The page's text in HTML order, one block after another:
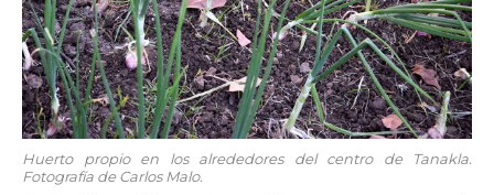
Huerto propio en los alrededores del centro de Tanakla.
Fotografía de Carlos Malo.